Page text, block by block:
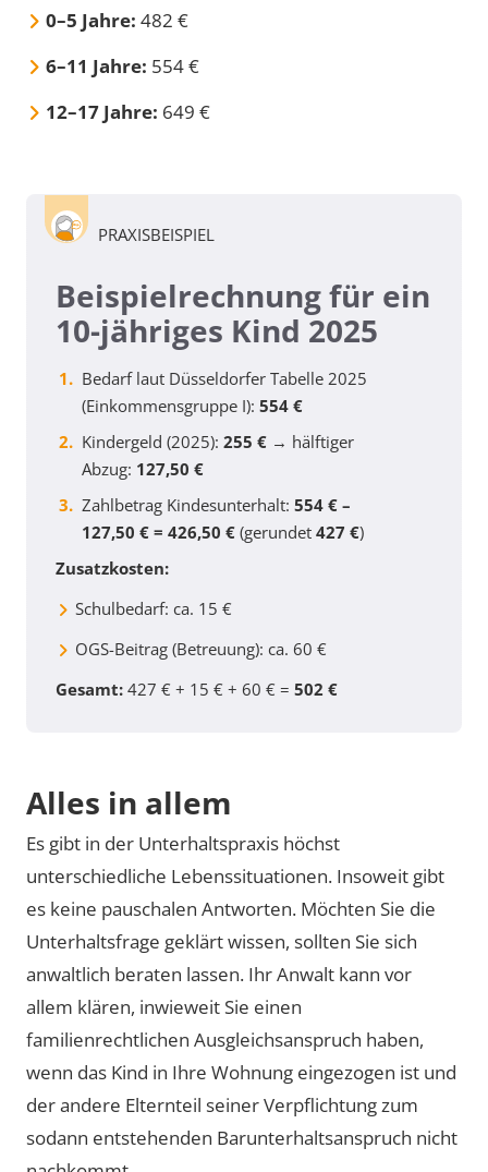
0–5 Jahre: 482 €
6–11 Jahre: 554 €
12–17 Jahre: 649 €
PRAXISBEISPIEL
Beispielrechnung für ein
10-jähriges Kind 2025
Bedarf laut Düsseldorfer Tabelle 2025
(Einkommensgruppe I): 554 €
Kindergeld (2025): 255 € → hälftiger
Abzug: 127,50 €
Zahlbetrag Kindesunterhalt: 554 € –
127,50 € = 426,50 € (gerundet 427 €)
Zusatzkosten:
Schulbedarf: ca. 15 €
OGS-Beitrag (Betreuung): ca. 60 €
Gesamt: 427 € + 15 € + 60 € = 502 €
Alles in allem
Es gibt in der Unterhaltspraxis höchst
unterschiedliche Lebenssituationen. Insoweit gibt
es keine pauschalen Antworten. Möchten Sie die
Unterhaltsfrage geklärt wissen, sollten Sie sich
anwaltlich beraten lassen. Ihr Anwalt kann vor
allem klären, inwieweit Sie einen
familienrechtlichen Ausgleichsanspruch haben,
wenn das Kind in Ihre Wohnung eingezogen ist und
der andere Elternteil seiner Verpflichtung zum
sodann entstehenden Barunterhaltsanspruch nicht